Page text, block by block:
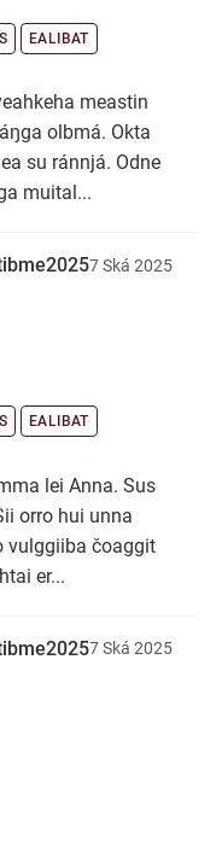
EALIBAT
meastin
olbmá. Okta
su ránnjá. Odne
muital...
7Ská 2025
EALIBAT
lei Anna. Sus
orro hui unna
vulggiiba čoaggit
er...
7Ská 2025